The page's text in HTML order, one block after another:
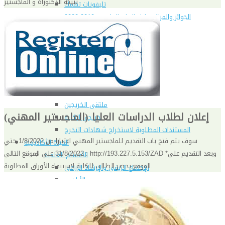
تليفونات تهمك
الجوائز والمراكز خلال العام الجامعى 2019-2020
الأنشطة الطلابية
2016-2017
2017-2018
2019-2020
2020-2021
الخريجون
ملتقى الخريجين
خريجى الكلية
المستندات المطلوبة لاستخراج شهادات التخرج
الحياة الأكاديمية
الأقسام العلمية
الإجتماع الريفي والإرشاد الزراعي
الأراضى
أمراض النبات
إعلان لطلاب الدراسات العليا (الماجستير المهني)
سوف يتم فتح باب التقديم للماجستير المهني اعتبارا من 1/8/2022 حتي
31/8/2022 علي الموقع التالي : http://193.227.5.153/ZAD *وبعد التقديم على
الموقع يحضر الطالب للكلية لإستيفاء الأوراق المطلوبة.